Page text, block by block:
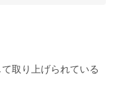
取り上げられている